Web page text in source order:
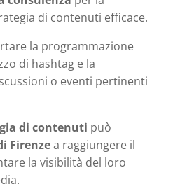
di contenuti efficace.
la programmazione
di hashtag e la
o eventi pertinenti
di contenuti può
Firenzea raggiungere il
la visibilità del loro